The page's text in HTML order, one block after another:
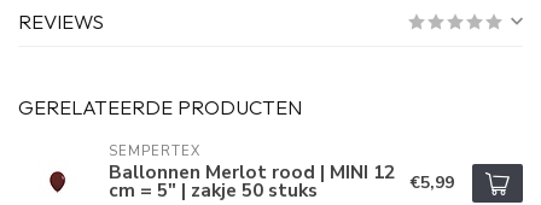
REVIEWS
GERELATEERDE PRODUCTEN
SEMPERTEX
Ballonnen Merlot rood | MINI 12
cm = 5" | zakje 50 stuks €5,99